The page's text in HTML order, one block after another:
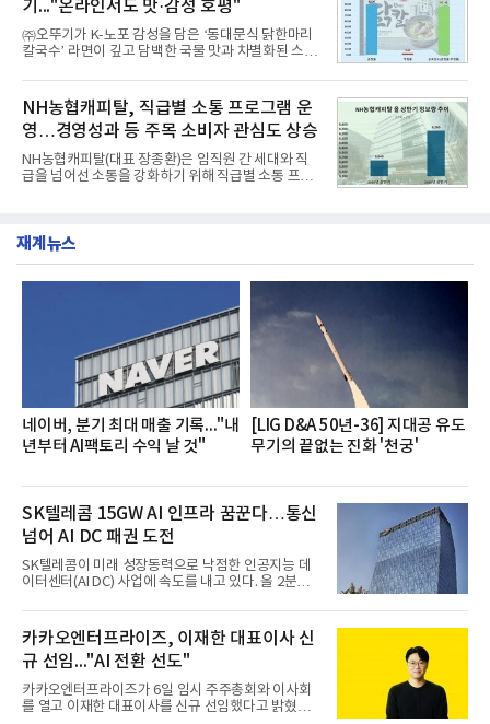
최고 수준의 안전성 ▲성능과 효율을 동시에 높인 주
행 완성도 ▲첨단 편의 및 디지털 사양 적용 등을 통해
글로벌 준중형 세단의 새로운 기준을 세웠다.아반떼
는 가솔린 2.0과 1.6 하이브리드 두 가지 파워트레인
넘
기..."온라인서도 맛·감성 호평"
㈜오뚜기가 K-노포 감성을 담은 ‘동대문식 닭한마리
칼국수’ 라면이 깊고 담백한 국물 맛과 차별화된 스토
혔다.‘동대문식 닭한마리 칼국수’는 예상을 뛰어넘는
소비자 호응에 힘입어 지난 7월 13일 첫 선을 보인 지
단 18일 만에 누적 판매량 50만 개를 돌파하는 성과를
거두었다.이번 신제품은 개발진이 전국의 닭한마리
전문점을 직접 찾아 다니며 최적의 육수 비율을 완성
했다. 자극적이지 않으면서도 깊은 닭육수에 마늘의
개운한 풍미를 더했으며, 국물이 잘 배어들면서도 쫄
서도
NH농협캐피탈, 직급별 소통 프로그램 운
영…경영성과 등 주목 소비자 관심도 상승
NH농협캐피탈(대표 장종환)은 임직원 간 세대와 직
급을 넘어선 소통을 강화하기 위해 직급별 소통 프로
영지원부 홍보팀과 2026년 새로이(e)＊가 공동 주관
세대들로(과장~계장) 구성된 자율 참여조직으로, 조
직문화 혁신과 업무 효율성 향상을 위한 다양한 활동
을 추진하며,새로운 변화와 이로운 영향력을 조직전
반에 전파하는 역할
재계뉴스
네이버, 분기 최대 매출 기록..."내
년부터 AI팩토리 수익 날 것"
[LIG D&A 50년-36] 지대공 유도
무기의 끝없는 진화 '천궁'
SK텔레콤 15GW AI 인프라 꿈꾼다…통신
넘어 AI DC 패권 도전
SK텔레콤이 미래 성장동력으로 낙점한 인공지능 데
이터센터(AI DC) 사업에 속도를 내고 있다. 올 2분기
는 2035년까지 총 15GW(기가와트) 규모의 AI DC를
구축하겠다는 대형 청사진을 제시하면서다. 이에 따
라 경쟁 구도 역시 이동통신사인 KT, LG유플러스를
넘어 네이버, 삼성SDS 등 IT 인프라 기업으로 확장되
고 있다.7일 SK텔레콤에 따르면 회사는 올해 2분기
연결 기준 매출 4조 3591억원, 영업이익 5660억원을
기록했다. 매출은 전년 동기 대비 0.5%, 영업이익은
카카오엔터프라이즈, 이재한 대표이사 신
규 선임..."AI 전환 선도"
카카오엔터프라이즈가 6일 임시 주주총회와 이사회
를 열고 이재한 대표이사를 신규 선임했다고 밝혔다.